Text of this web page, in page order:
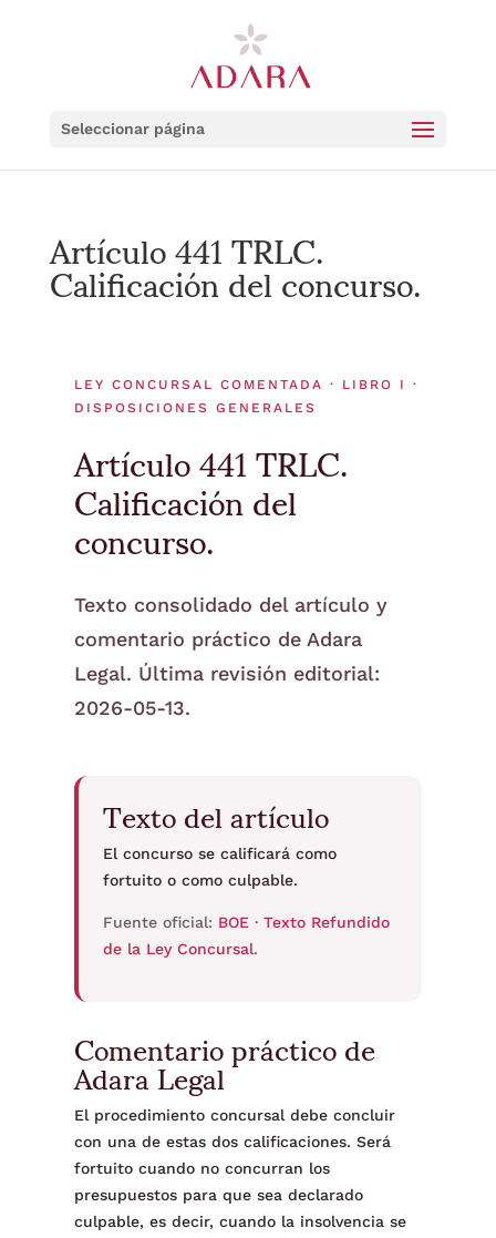
Seleccionar página
Artículo 441 TRLC.
Calificación del concurso.
LEY CONCURSAL COMENTADA · LIBRO I ·
DISPOSICIONES GENERALES
Artículo 441 TRLC.
Calificación del
concurso.
Texto consolidado del artículo y
comentario práctico de Adara
Legal. Última revisión editorial:
2026-05-13.
Texto del artículo
El concurso se calificará como
fortuito o como culpable.
Fuente oficial: BOE · Texto Refundido
de la Ley Concursal.
Comentario práctico de
Adara Legal
El procedimiento concursal debe concluir
con una de estas dos calificaciones. Será
fortuito cuando no concurran los
presupuestos para que sea declarado
culpable, es decir, cuando la insolvencia se